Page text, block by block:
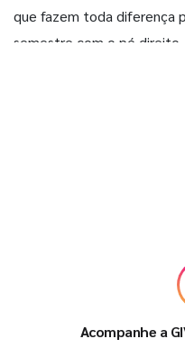
que fazem toda diferença
semestre com o pé direito.
Acompanhe a